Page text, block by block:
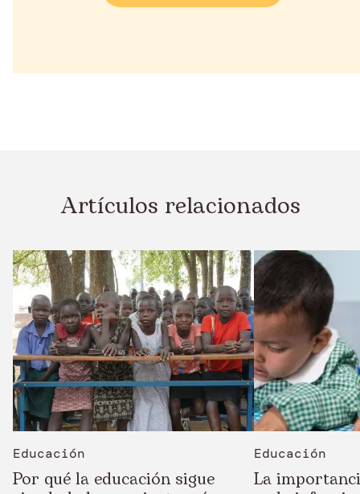
Artículos relacionados
Educación
Por qué la educación sigue
Educación
La